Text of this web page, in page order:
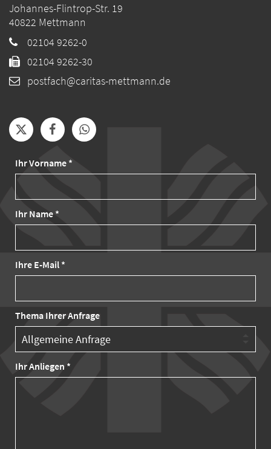
Ihr Vorname *
Ihr Name *
Ihre E-Mail *
Thema Ihrer Anfrage
Ihr Anliegen *
Johannes-Flintrop-Str. 19
40822 Mettmann
02104 9262-0
02104 9262-30
postfach@caritas-mettmann.de